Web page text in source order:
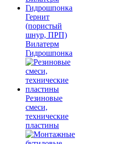
Гернит
(пористый
шнур, ПРП)
Вилатерм
Гидрошпонка
Резиновые
смеси,
технические
пластины